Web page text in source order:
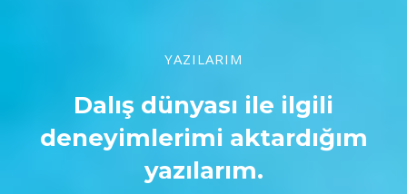
YAZILARIM
Dalış dünyası ile ilgili
deneyimlerimi aktardığım
yazılarım.